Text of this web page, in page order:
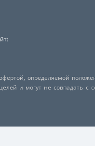
определяемой
и могут не совпадать с